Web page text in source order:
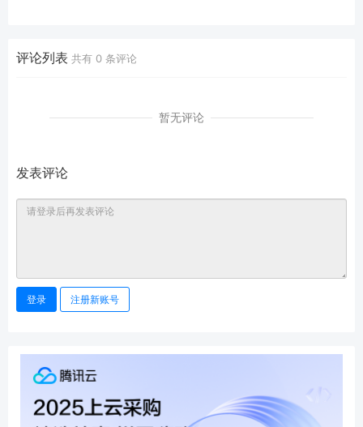
评论列表 共有 0 条评论
暂无评论
发表评论
登录 注册新账号